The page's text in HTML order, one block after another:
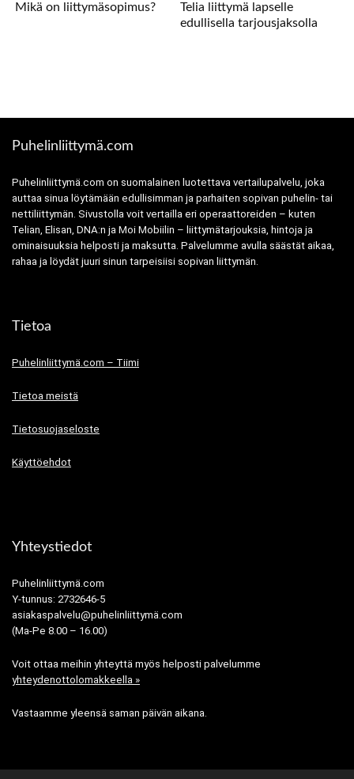
Mikä on liittymäsopimus?
Telia liittymä lapselle
edullisella tarjousjaksolla
Puhelinliittymä.com
Puhelinliittymä.com on suomalainen luotettava vertailupalvelu, joka
auttaa sinua löytämään edullisimman ja parhaiten sopivan puhelin- tai
nettiliittymän. Sivustolla voit vertailla eri operaattoreiden – kuten
Telian, Elisan, DNA:n ja Moi Mobiilin – liittymätarjouksia, hintoja ja
ominaisuuksia helposti ja maksutta. Palvelumme avulla säästät aikaa,
rahaa ja löydät juuri sinun tarpeisiisi sopivan liittymän.
Tietoa
Puhelinliittymä.com – Tiimi
Tietoa meistä
Tietosuojaseloste
Käyttöehdot
Yhteystiedot
Puhelinliittymä.com
Y-tunnus: 2732646-5
asiakaspalvelu@puhelinliittymä.com
(Ma-Pe 8.00 – 16.00)
Voit ottaa meihin yhteyttä myös helposti palvelumme
yhteydenottolomakkeella »
Vastaamme yleensä saman päivän aikana.